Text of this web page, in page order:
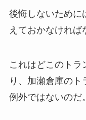
後悔しないために
えておかなければ
これはどこのトラ
り、加瀬倉庫のト
例外ではないのだ。